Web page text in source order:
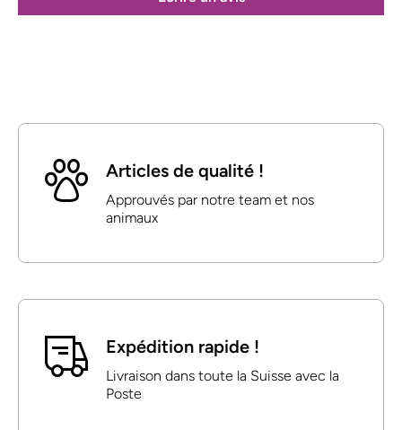
Articles de qualité !
Approuvés par notre team et nos
animaux
Expédition rapide !
Livraison dans toute la Suisse avec la
Poste